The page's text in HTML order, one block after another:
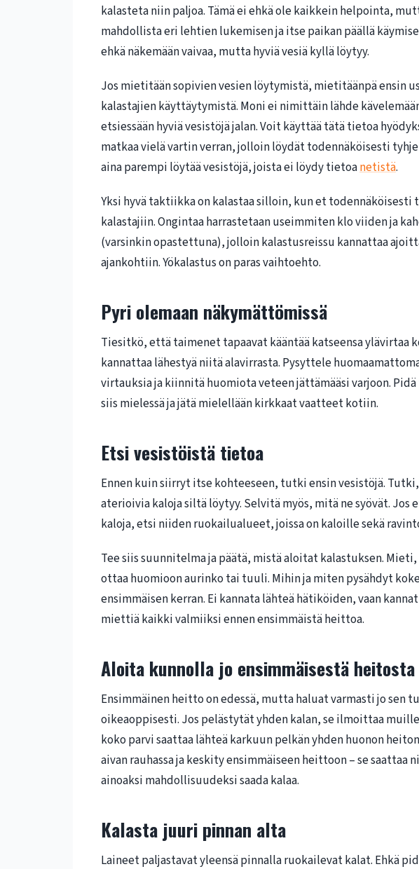
kalasteta niin paljoa. Tämä ei ehkä ole kaikkein helpointa,
mahdollista eri lehtien lukemisen ja itse paikan päällä
ehkä näkemään vaivaa, mutta hyviä vesiä kyllä löytyy.
Jos mietitään sopivien vesien löytymistä, mietitäänpä ensin
kalastajien käyttäytymistä. Moni ei nimittäin lähde
etsiessään hyviä vesistöjä jalan. Voit käyttää tätä tietoa
matkaa vielä vartin verran, jolloin löydät todennäköisesti
aina parempi löytää vesistöjä, joista ei löydy tietoanetistä.
Yksi hyvä taktiikka on kalastaa silloin, kun et todennäköisesti
kalastajiin. Ongintaa harrastetaan useimmiten klo viiden ja
(varsinkin opastettuna), jolloin kalastusreissu kannattaa
ajankohtiin. Yökalastus on paras vaihtoehto.
Pyri olemaan näkymättömissä
Tiesitkö, että taimenet tapaavat kääntää katseensa ylävirtaa
kannattaa lähestyä niitä alavirrasta. Pysyttele
virtauksia ja kiinnitä huomiota veteen jättämääsi varjoon.
siis mielessä ja jätä mielellään kirkkaat vaatteet kotiin.
Etsi vesistöistä tietoa
Ennen kuin siirryt itse kohteeseen, tutki ensin vesistöjä.
aterioivia kaloja siltä löytyy. Selvitä myös, mitä ne syövät. Jos
kaloja, etsi niiden ruokailualueet, joissa on kaloille sekä
Tee siis suunnitelma ja päätä, mistä aloitat kalastuksen.
ottaa huomioon aurinko tai tuuli. Mihin ja miten pysähdyt
ensimmäisen kerran. Ei kannata lähteä hätiköiden, vaan
miettiä kaikki valmiiksi ennen ensimmäistä heittoa.
Aloita kunnolla jo ensimmäisestä
Ensimmäinen heitto on edessä, mutta haluat varmasti jo sen
oikeaoppisesti. Jos pelästytät yhden kalan, se ilmoittaa
koko parvi saattaa lähteä karkuun pelkän yhden huonon
aivan rauhassa ja keskity ensimmäiseen heittoon – se saattaa
ainoaksi mahdollisuudeksi saada kalaa.
Kalasta juuri pinnan alta
Laineet paljastavat yleensä pinnalla ruokailevat kalat. Ehkä